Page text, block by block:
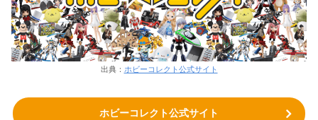
出典： ホビーコレクト公式サイト
ホビーコレクト公式サイト